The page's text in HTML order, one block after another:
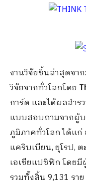
งานวิจัยชิ้นล่าสุดจา
วิจัยจากทั่วโลกโดย
การ์ด และได้ผลสำร
แบบสอบถามจากผู้บ
ภูมิภาคทั่วโลก ได้แก่
แคริบเบียน, ยุโรป,
เอเชียแปซิฟิก โดย
รวมทั้งสิ้น 9,131 รา